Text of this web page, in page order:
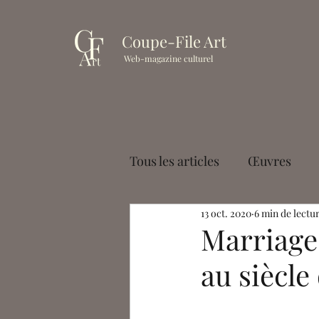
Coupe-File Art
Web-magazine culturel
Tous les articles Œuvres
Muséologie Cinéma
Paul Palayer Antoine
au
13 oct. 2020 6 min de